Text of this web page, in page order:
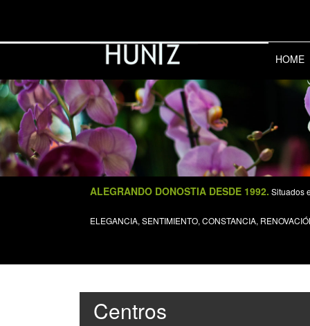
HOME
ALEGRANDO DONOSTIA DESDE 1992. Situados
ELEGANCIA, SENTIMIENTO, CONSTANCIA,
Centros